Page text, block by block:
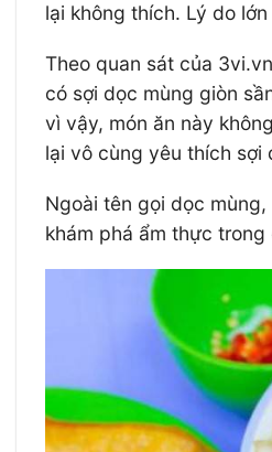
lại không thích. Lý do
Theo quan sát của
có sợi dọc mùng giòn
vì vậy, món ăn này
lại vô cùng yêu thích sợi
Ngoài tên gọi dọc
khám phá ẩm thực